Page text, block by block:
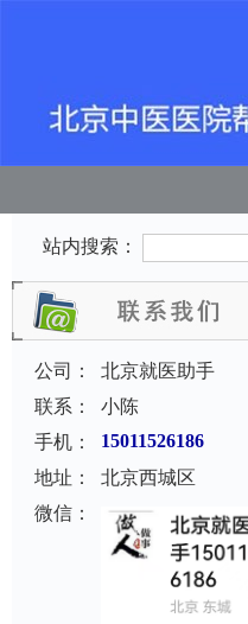
站内搜索：
公司：
北京就医助手
联系：
小陈
手机：
15011526186
地址：
北京西城区
微信：